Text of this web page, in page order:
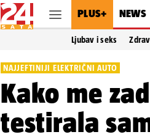
PLUS+ NEWS
Ljubav i seks
NAJJEFTINIJI ELEKTRIČNI AUTO
Kako me
testirala